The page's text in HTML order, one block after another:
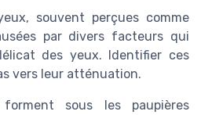
souvent perçues comme
par divers facteurs qui
des yeux. Identifier ces
vers leur atténuation.
sous les paupières